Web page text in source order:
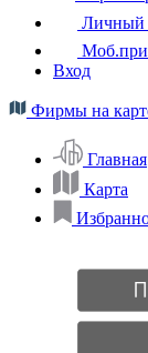
Личный
Вход
Фирмы на
Главная
Карта